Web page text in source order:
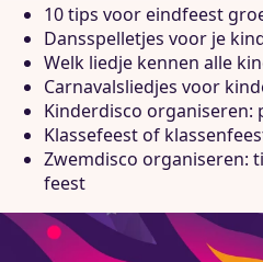
10 tips voor eindfeest
Dansspelletjes voor je
Welk liedje kennen alle
Carnavalsliedjes voor
Kinderdisco organiseren:
Klassefeest of
Zwemdisco organiseren:
feest